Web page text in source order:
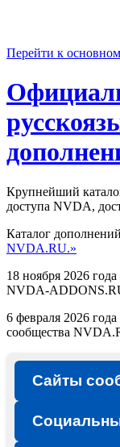
Перейти к
Крупнейший
доступа NVDA,
Каталог
NVDA.RU.»
18 ноября 2026
NVDA-
6 февраля 2026
сообщества
Сайты